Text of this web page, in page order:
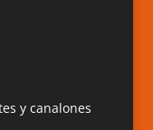
y canalones